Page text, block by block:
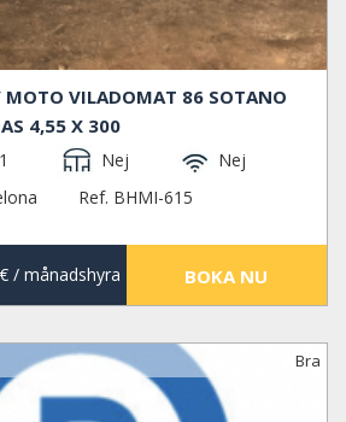
MOTO VILADOMAT 86 SOTANO
4,55 X 300
1 Nej
Nej
Ref. BHMI-615
/ månadshyra BOKA NU
Bra